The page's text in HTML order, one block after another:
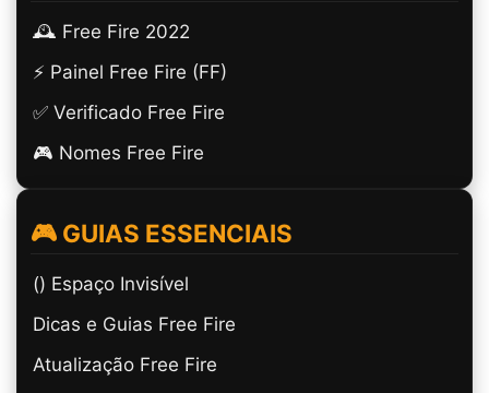
🕰️ Free Fire 2022
⚡ Painel Free Fire (FF)
✅ Verificado Free Fire
🎮 Nomes Free Fire
🎮 GUIAS ESSENCIAIS
(ㅤ) Espaço Invisível
Dicas e Guias Free Fire
Atualização Free Fire